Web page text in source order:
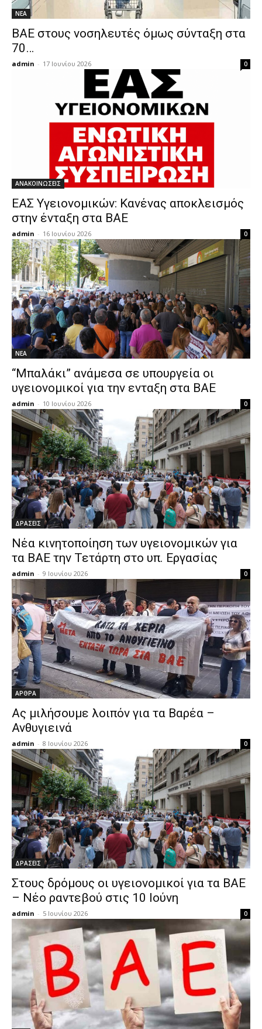
ΝΕΑ
ΒΑΕ στους νοσηλευτές όμως σύνταξη στα
70…
admin - 17 Ιουνίου 2026 0
ΑΝΑΚΟΙΝΩΣΕΙΣ
ΕΑΣ Υγειονομικών: Κανένας αποκλεισμός
στην ένταξη στα ΒΑΕ
admin - 16 Ιουνίου 2026 0
ΝΕΑ
“Μπαλάκι” ανάμεσα σε υπουργεία οι
υγειονομικοί για την ενταξη στα ΒΑΕ
admin - 10 Ιουνίου 2026 0
ΔΡΑΣΕΙΣ
Νέα κινητοποίηση των υγειονομικών για
τα ΒΑΕ την Τετάρτη στο υπ. Εργασίας
admin - 9 Ιουνίου 2026 0
ΑΡΘΡΑ
Ας μιλήσουμε λοιπόν για τα Βαρέα –
Ανθυγιεινά
admin - 8 Ιουνίου 2026 0
ΔΡΑΣΕΙΣ
Στους δρόμους οι υγειονομικοί για τα ΒΑΕ
– Νέο ραντεβού στις 10 Ιούνη
admin - 5 Ιουνίου 2026 0